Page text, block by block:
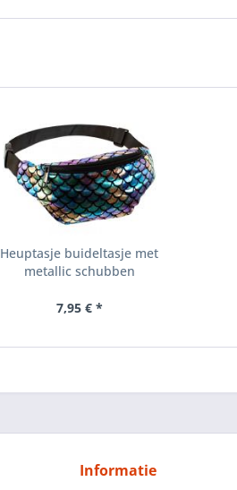
Heuptasje buideltasje met
metallic schubben
7,95 € *
Informatie